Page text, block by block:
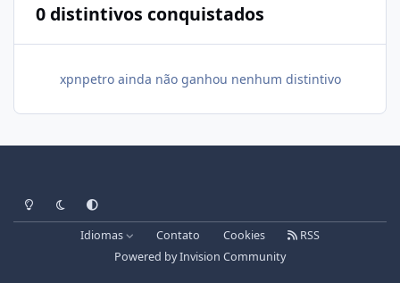
0 distintivos conquistados
xpnpetro ainda não ganhou nenhum distintivo
Light ModeDark ModeSystem Preference
Idiomas Contato Cookies
RSS
Powered byInvision Community